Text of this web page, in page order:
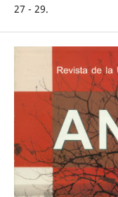
27 - 29.